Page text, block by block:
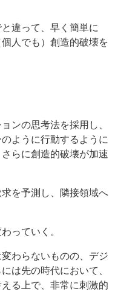
違って、早く簡単に
人でも）創造的破壊を
ンの思考法を採用し、
ように行動するように
らに創造的破壊が加速
を予測し、隣接領域へ
っていく。
わらないものの、デジ
は先の時代において、
る上で、非常に刺激的